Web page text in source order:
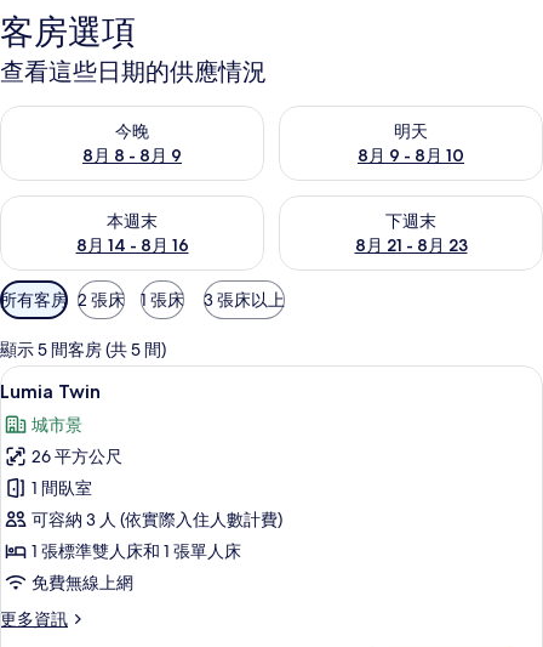
客房選項
查看這些日期的供應情況
今晚
8月 8 - 8月 9
查看今晚 (8月 8 - 8月 9) 的供應情況
明天
8月 9 - 8月 10
查看明天 (8月 9 - 8月 10) 的供
本週末
8月 14 - 8月 16
查看本週末 (8月 14 - 8月 16) 的供應情況
下週末
8月 21 - 8月 23
查看下週末 (8月 21 - 8月 23)
可
用
的
客
房
篩
選
條
件
所有客房 2 張床 1 張床 3 張床以上
顯示 5 間客房 (共 5 間)
顯
示
Lumia
Twin
的
所
有
相
片
Lumia Twin | 高級寢具、遮光布/窗簾
13
Lumia Twin
城市景
26 平方公尺
1 間臥室
可容納 3 人 (依實際入住人數計費)
1 張標準雙人床和 1 張單人床
免費無線上網
更多資訊
更